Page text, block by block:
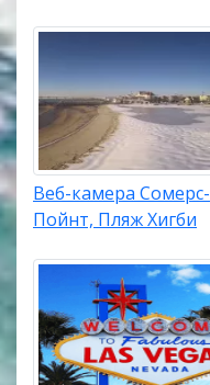
Веб-камера Сомерс-
Пойнт, Пляж Хигби